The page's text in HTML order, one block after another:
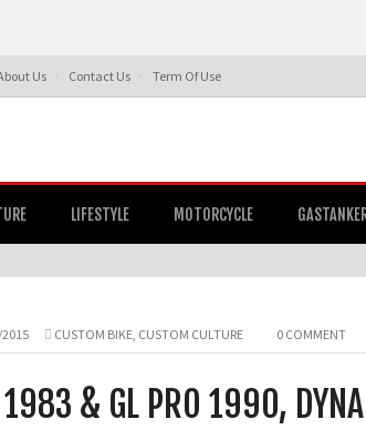
Us Contact Us Term Of Use
LIFESTYLE MOTORCYCLE
CUSTOM BIKE, CUSTOM CULTURE 0 COMMENT
& GL PRO 1990,